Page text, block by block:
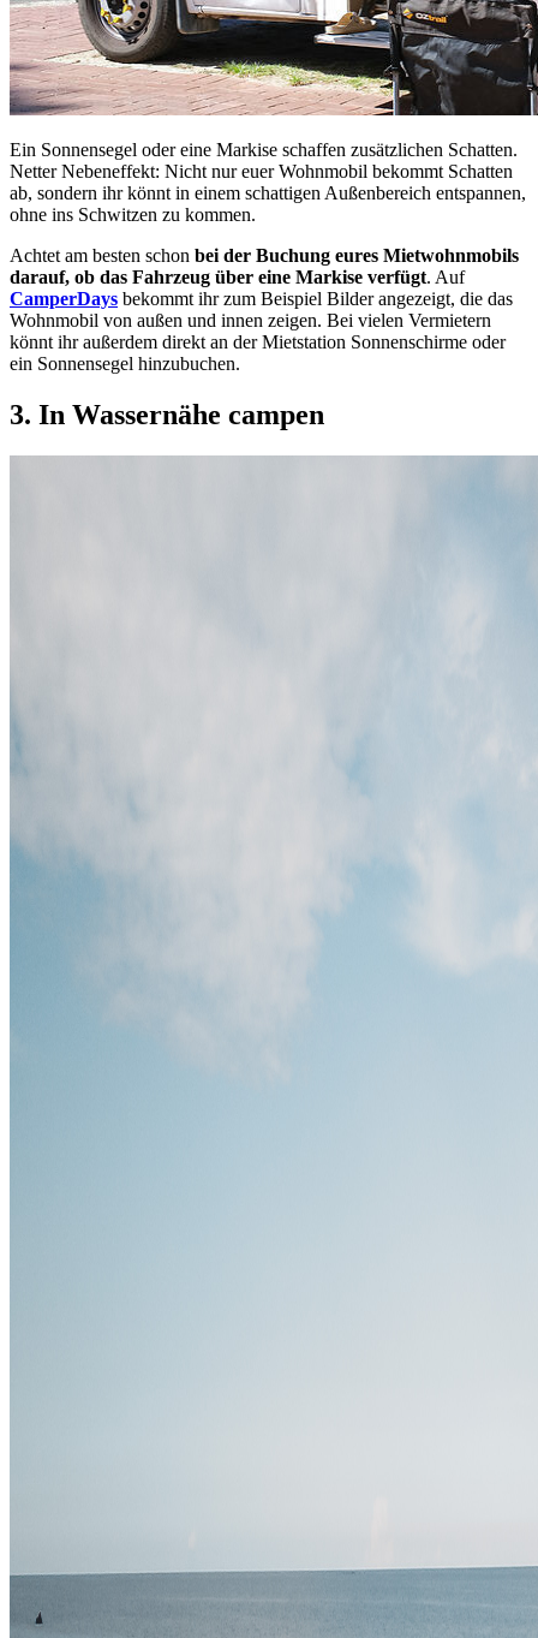
Ein Sonnensegel oder eine Markise schaffen zusätzlichen Schatten.
Netter Nebeneffekt: Nicht nur euer Wohnmobil bekommt Schatten
ab, sondern ihr könnt in einem schattigen Außenbereich entspannen,
ohne ins Schwitzen zu kommen.
Achtet am besten schon bei der Buchung eures Mietwohnmobils
darauf, ob das Fahrzeug über eine Markise verfügt. Auf
CamperDays bekommt ihr zum Beispiel Bilder angezeigt, die das
Wohnmobil von außen und innen zeigen. Bei vielen Vermietern
könnt ihr außerdem direkt an der Mietstation Sonnenschirme oder
ein Sonnensegel hinzubuchen.
3. In Wassernähe campen